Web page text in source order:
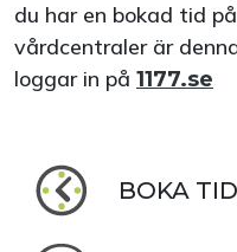
du har en bokad tid
vårdcentraler är
loggar in på 1177.se
BOKA TID